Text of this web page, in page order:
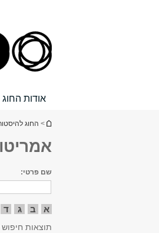
אודות החוג
הינך נמצא כאן
> החוג
שם פרטי:
א ב ג ד
תוצאות